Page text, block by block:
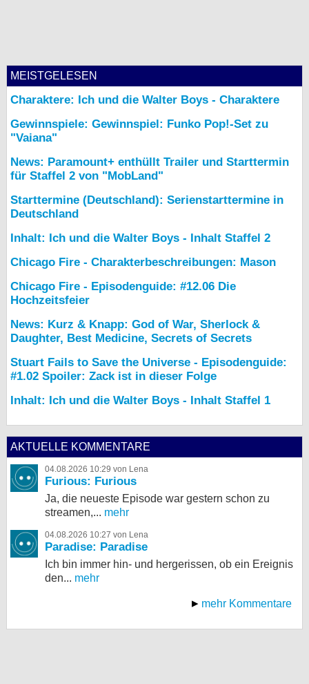
MEISTGELESEN
Charaktere: Ich und die Walter Boys - Charaktere
Gewinnspiele: Gewinnspiel: Funko Pop!-Set zu
"Vaiana"
News: Paramount+ enthüllt Trailer und Starttermin
für Staffel 2 von "MobLand"
Starttermine (Deutschland): Serienstarttermine in
Deutschland
Inhalt: Ich und die Walter Boys - Inhalt Staffel 2
Chicago Fire - Charakterbeschreibungen: Mason
Chicago Fire - Episodenguide: #12.06 Die
Hochzeitsfeier
News: Kurz & Knapp: God of War, Sherlock &
Daughter, Best Medicine, Secrets of Secrets
Stuart Fails to Save the Universe - Episodenguide:
#1.02 Spoiler: Zack ist in dieser Folge
Inhalt: Ich und die Walter Boys - Inhalt Staffel 1
AKTUELLE KOMMENTARE
04.08.2026 10:29 von Lena
Furious: Furious
Ja, die neueste Episode war gestern schon zu
streamen,... mehr
04.08.2026 10:27 von Lena
Paradise: Paradise
Ich bin immer hin- und hergerissen, ob ein Ereignis
den... mehr
mehr Kommentare